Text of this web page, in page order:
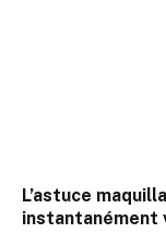
L’astuce